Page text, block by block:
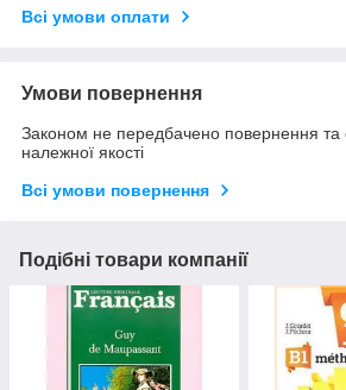
Всі умови оплати
Умови повернення
Законом не передбачено повернення та
належної якості
Всі умови повернення
Подібні товари компанії